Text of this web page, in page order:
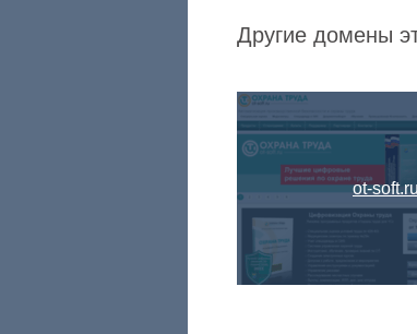
Другие домены
ot-soft.ru